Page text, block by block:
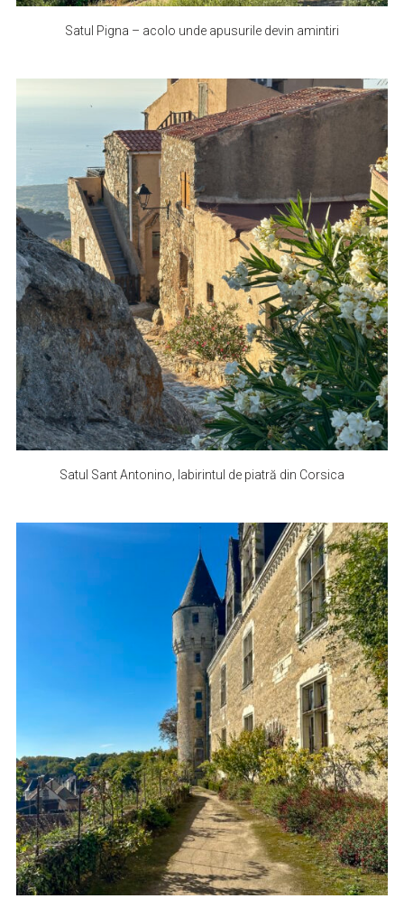
Satul Pigna – acolo unde apusurile devin amintiri
Satul Sant Antonino, labirintul de piatră din Corsica